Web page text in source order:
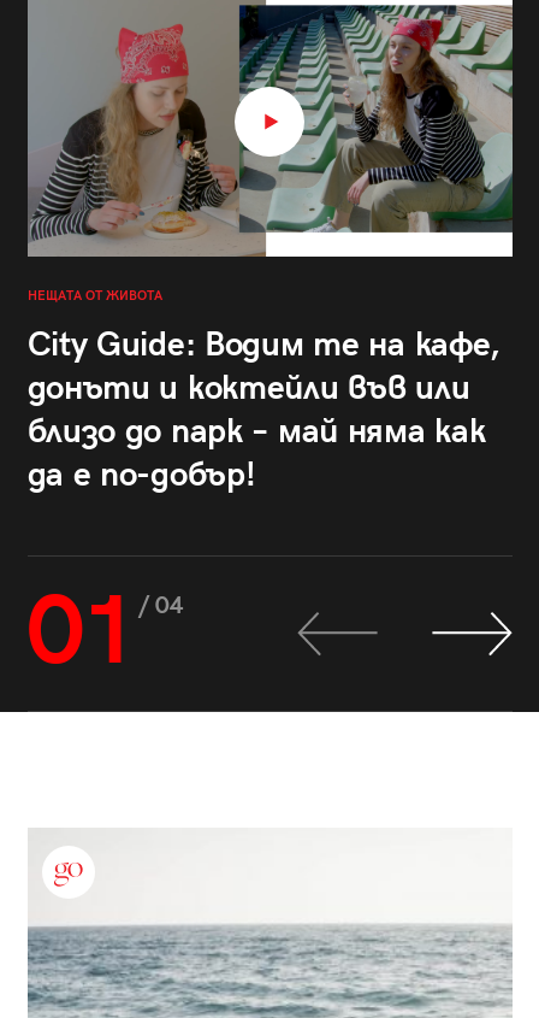
НЕЩАТА ОТ ЖИВОТА
City Guide: Водим те на кафе,
донъти и коктейли във или
близо до парк – май няма как
да е по-добър!
01 / 04